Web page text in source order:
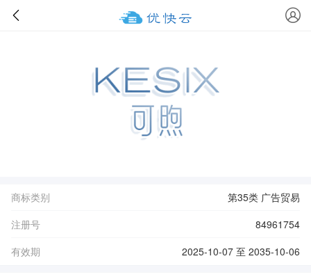
商标类别
第35类 广告贸易
注册号
84961754
有效期
2025-10-07 至 2035-10-06